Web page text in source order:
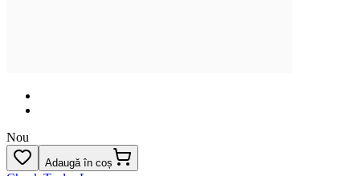
Nou
Adaugă în coș